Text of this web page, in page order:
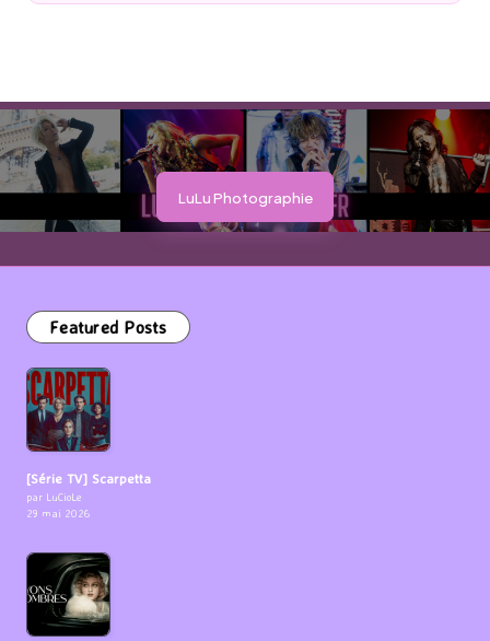
LuLu Photographie
Featured Posts
[Série TV] Scarpetta
par LuCioLe
29 mai 2026